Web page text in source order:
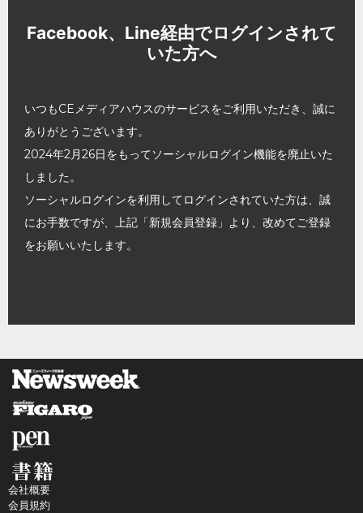
Facebook、Line経由でログインされて
いた方へ
いつもCEメディアハウスのサービスをご利用いただき、誠に
ありがとうございます。
2024年2月26日をもってソーシャルログイン機能を廃止いた
しました。
ソーシャルログインを利用してログインされていた方は、誠
にお手数ですが、上記「新規会員登録」より、改めてご登録
をお願いいたします。
会社概要
会員規約